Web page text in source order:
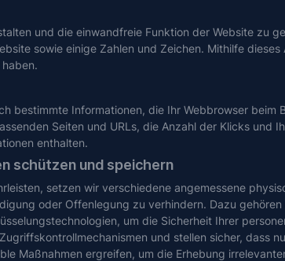
und die einwandfreie Funktion der Website zu
sowie einige Zahlen und Zeichen. Mithilfe
bestimmte Informationen, die Ihr Webbrowser
Seiten und URLs, die Anzahl der Klicks
enthalten.
schützen und speichern
setzen wir verschiedene angemessene
oder Offenlegung zu verhindern. Dazu
um die Sicherheit Ihrer
und stellen sicher, dass
Maßnahmen ergreifen, um die Erhebung